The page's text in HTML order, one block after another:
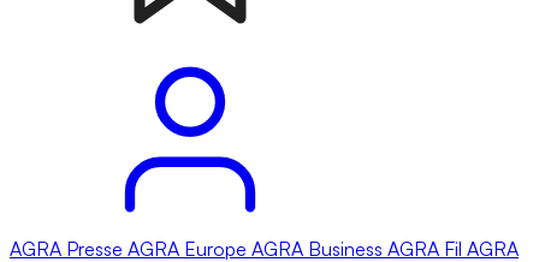
AGRA Presse AGRA Europe AGRA Business AGRA Fil AGRA